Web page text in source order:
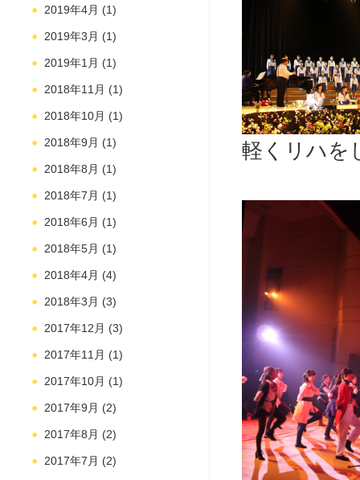
軽くリハを
2019年4月 (1)
2019年3月 (1)
2019年1月 (1)
2018年11月 (1)
2018年10月 (1)
2018年9月 (1)
2018年8月 (1)
2018年7月 (1)
2018年6月 (1)
2018年5月 (1)
2018年4月 (4)
2018年3月 (3)
2017年12月 (3)
2017年11月 (1)
2017年10月 (1)
2017年9月 (2)
2017年8月 (2)
2017年7月 (2)